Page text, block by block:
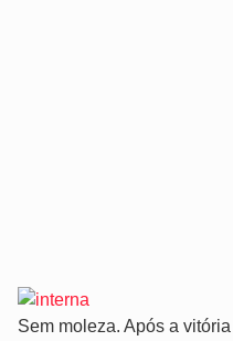
Sem moleza. Após a